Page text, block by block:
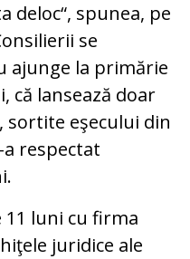
deloc“, spunea, pe
se
ajunge la primărie
că lansează doar
sortite eşecului din
a respectat
luni cu firma
juridice ale